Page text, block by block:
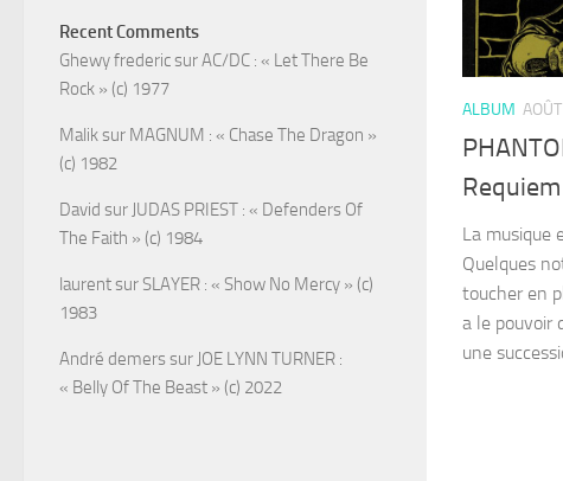
ALBUM
La musique
Quelques
toucher en
a le pouvoir
une
Recent Comments
Ghewy fredericsurAC/DC : « Let There Be
Rock » (c) 1977
Maliksur MAGNUM : « Chase The Dragon »
(c) 1982
David sur JUDAS PRIEST : « Defenders Of
The Faith » (c) 1984
laurentsur SLAYER : « Show No Mercy » (c)
1983
André demerssur JOE LYNN TURNER :
« Belly Of The Beast » (c) 2022